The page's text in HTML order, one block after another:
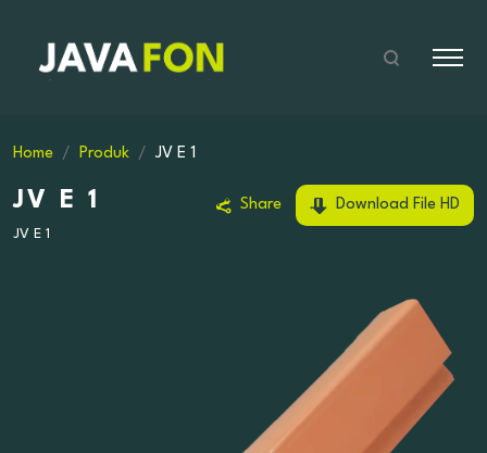
Home Produk JV E 1
JV E 1
JV E 1
Share Download File HD